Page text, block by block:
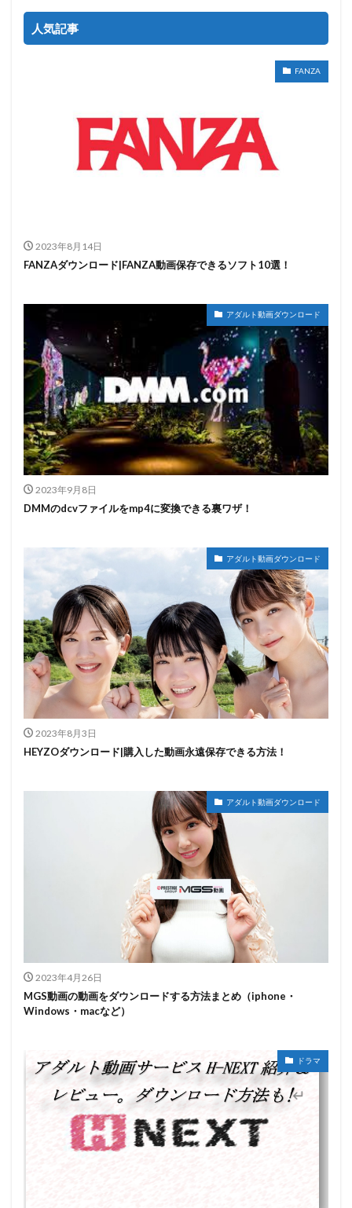
人気記事
FANZA
2023年8月14日
FANZAダウンロード|FANZA動画保存できるソフト10選！
アダルト動画ダウンロード
2023年9月8日
DMMのdcvファイルをmp4に変換できる裏ワザ！
アダルト動画ダウンロード
2023年8月3日
HEYZOダウンロード|購入した動画永遠保存できる方法！
アダルト動画ダウンロード
2023年4月26日
MGS動画の動画をダウンロードする方法まとめ（iphone・
Windows・macなど）
ドラマ